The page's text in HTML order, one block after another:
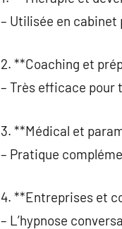
– Utilisée en
2. **Coaching et
– Très efficace pour
3. **Médical et
– Pratique
4. **Entreprises et
– L’hypnose